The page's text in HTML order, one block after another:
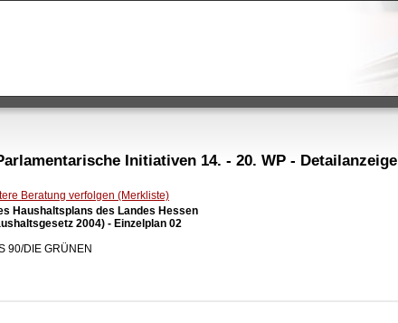
Initiativen 14. - 20. WP - Detailanzeige
Beratung verfolgen (Merkliste)
Haushaltsplans des Landes Hessen
2004) - Einzelplan 02
90/DIE GRÜNEN